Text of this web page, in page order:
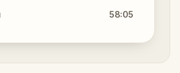
58:05